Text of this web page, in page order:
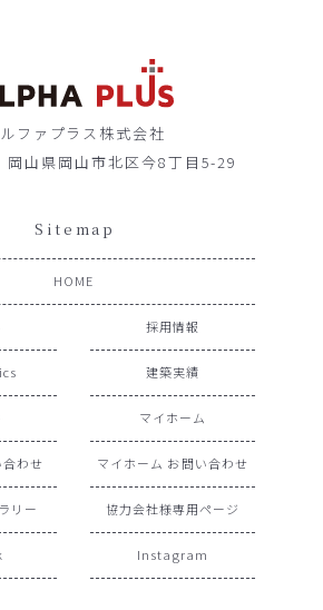
ファプラス株式会社
山県岡山市北区今8丁目5-29
Sitemap
HOME
採用情報
建築実績
マイホーム
わせ マイホーム お問い合わせ
リー 協力会社様専用ページ
Instagram